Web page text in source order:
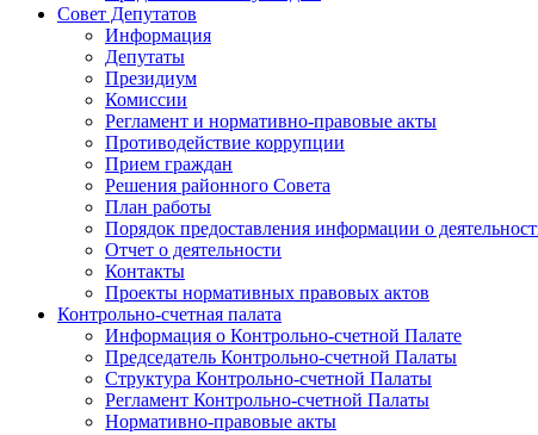
Совет Депутатов
Информация
Депутаты
Президиум
Комиссии
Регламент и нормативно-правовые акты
Противодействие коррупции
Прием граждан
Решения районного Совета
План работы
Порядок предоставления информации о
Отчет о деятельности
Контакты
Проекты нормативных правовых актов
Контрольно-счетная палата
Информация о Контрольно-счетной Палате
Председатель Контрольно-счетной Палаты
Структура Контрольно-счетной Палаты
Регламент Контрольно-счетной Палаты
Нормативно-правовые акты